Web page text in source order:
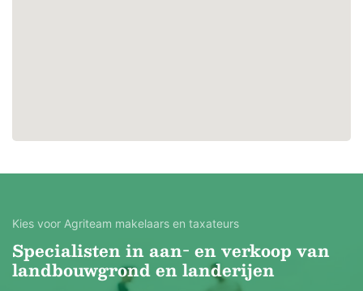
Kies voor Agriteam makelaars en taxateurs
Specialisten in aan- en verkoop van
landbouwgrond en landerijen